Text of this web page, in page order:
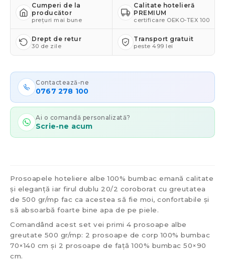
Prosoapele hoteliere albe 100% bumbac emană calitate
și eleganță iar firul dublu 20/2 coroborat cu greutatea
de 500 gr/mp fac ca acestea să fie moi, confortabile și
să absoarbă foarte bine apa de pe piele.
Comandând acest set vei primi 4 prosoape albe
greutate 500 gr/mp: 2 prosoape de corp 100% bumbac
70×140 cm și 2 prosoape de față 100% bumbac 50×90
cm.
Cumperi de la
producător
prețuri mai bune
Calitate hotelieră
PREMIUM
certificare OEKO-TEX 100
Drept de retur
30 de zile
Transport gratuit
peste 499 lei
Contactează-ne
0767 278 100
Ai o comandă personalizată?
Scrie-ne acum